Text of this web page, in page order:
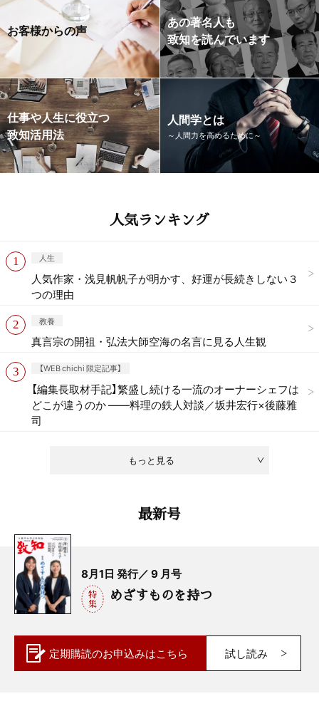
お客様からの声
あの著名人も
致知を読んでいます
仕事や人生に役立つ
致知活用法
人間学とは
～人間力を高めるために～
人気ランキング
もっと見る
人生
人気作家・浅見帆帆子が明かす、好運が長続きしない３
つの理由
教養
真言宗の開祖・弘法大師空海の名言に見る人生観
【WEB chichi 限定記事】
【編集長取材手記】繁盛し続ける一流のオーナーシェフは
どこが違うのか ——料理の鉄人対談／坂井宏行×後藤雅
司
最新号
8月1日 発行／ 9 月号
めざすものを持つ
定期購読のお申込みはこちら 試し読み